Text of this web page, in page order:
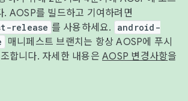
. AOSP를 빌드하고 기여하려면
release 를 사용하세요.
android-
매니페스트 브랜치는 항상 AOSP에 푸시
합니다. 자세한 내용은 AOSP 변경사항을